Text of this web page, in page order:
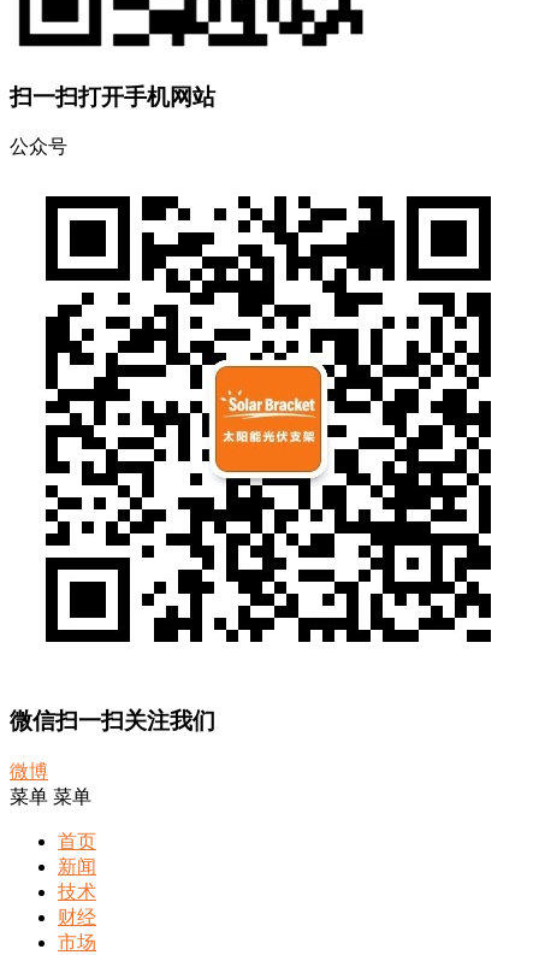
扫一扫打开手机网站
公众号
微信扫一扫关注我们
微博
菜单 菜单
首页
新闻
技术
财经
市场